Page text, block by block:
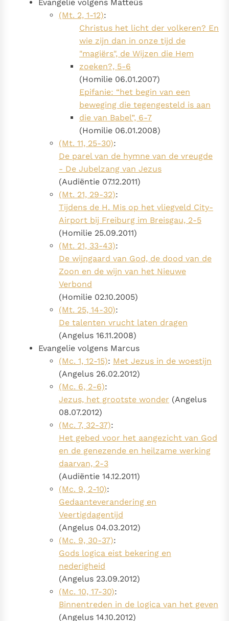
Evangelie volgens Matteüs
(Mt. 2, 1-12):
Christus het licht der volkeren? En
wie zijn dan in onze tijd de
"magiërs", de Wijzen die Hem
zoeken?, 5-6
(Homilie 06.01.2007)
Epifanie: “het begin van een
beweging die tegengesteld is aan
die van Babel”, 6-7
(Homilie 06.01.2008)
(Mt. 11, 25-30):
De parel van de hymne van de vreugde
- De Jubelzang van Jezus
(Audiëntie 07.12.2011)
(Mt. 21, 29-32):
Tijdens de H. Mis op het vliegveld City-
Airport bij Freiburg im Breisgau, 2-5
(Homilie 25.09.2011)
(Mt. 21, 33-43):
De wijngaard van God, de dood van de
Zoon en de wijn van het Nieuwe
Verbond
(Homilie 02.10.2005)
(Mt. 25, 14-30):
De talenten vrucht laten dragen
(Angelus 16.11.2008)
Evangelie volgens Marcus
(Mc. 1, 12-15): Met Jezus in de woestijn
(Angelus 26.02.2012)
(Mc. 6, 2-6):
Jezus, het grootste wonder (Angelus
08.07.2012)
(Mc. 7, 32-37):
Het gebed voor het aangezicht van God
en de genezende en heilzame werking
daarvan, 2-3
(Audiëntie 14.12.2011)
(Mc. 9, 2-10):
Gedaanteverandering en
Veertigdagentijd
(Angelus 04.03.2012)
(Mc. 9, 30-37):
Gods logica eist bekering en
nederigheid
(Angelus 23.09.2012)
(Mc. 10, 17-30):
Binnentreden in de logica van het geven
(Angelus 14.10.2012)